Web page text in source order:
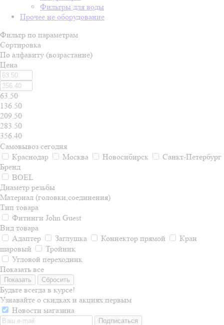
Фильтры для воды
Прочее не оборудование
Фильтр по параметрам
Сортировка
По алфавиту (возрастание)
Цена
63.50
136.50
209.50
283.50
356.40
Самовывоз сегодня
Краснодар
Москва Новосибирск
Санкт-Петербург
Бренд
BOEL
Диаметр резьбы
Материал (головки,соединения)
Тип товара
Фитинги John Guest
Вид товара
Адаптер
Заглушка Коннектор прямой
Кран
шаровый
Тройник
Угловой переходник
Показать все
Сбросить
Будьте всегда в курсе!
Узнавайте о скидках и акциях первым
Новости магазина